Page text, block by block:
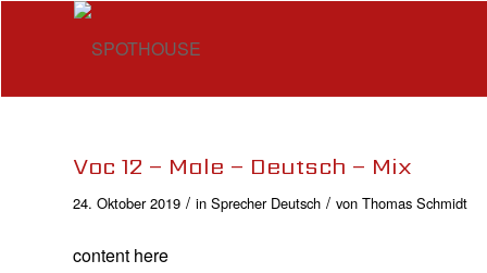
Voc 12 – Male – Deutsch – Mix
24. Oktober 2019 / in Sprecher Deutsch / von Thomas Schmidt
content here